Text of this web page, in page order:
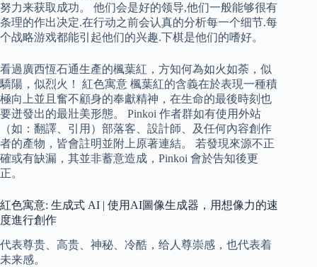
努力来获取成功。 他们会是好的领导,他们一般能够很有
条理的作出决定.在行动之前会认真的分析每一个细节.每
个战略游戏都能引起他们的兴趣.下棋是他们的嗜好。
看過廣西恆石通生產的楓葉紅，方知何為如火如荼，似
驕陽，似烈火！ 紅色寓意 楓葉紅的含義在於表現一種積
極向上並且奮不顧身的奉獻精神，在生命的最後時刻也
要迸發出的最壯美形態。 Pinkoi 作者群如有使用外站
（如：翻譯、引用）部落客、設計師、及任何內容創作
者的產物，皆會註明並附上原著連結。 若發現來源不正
確或有缺漏，其並非蓄意造成，Pinkoi 會於告知後更
正。
紅色寓意: 生成式 AI | 使用AI圖像生成器，用想像力的速
度進行創作
代表尊贵、高贵、神秘、冷酷，给人尊崇感，也代表着
未来感。